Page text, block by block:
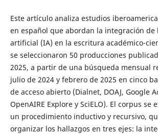
Este artículo analiza estudios
en español que abordan la integración de
artificial (IA) en la escritura académico-
se seleccionaron 50 producciones
2025, a partir de una búsqueda mensual
julio de 2024 y febrero de 2025 en cinco
de acceso abierto (Dialnet, DOAJ, Google
OpenAIRE Explore y SciELO). El corpus se
un procedimiento inductivo y recursivo,
organizar los hallazgos en tres ejes: la